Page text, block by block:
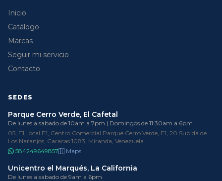
Inicio
Catálogo
Marcas
Seguir mi servicio
Contacto
SEDES
Parque Cerro Verde, El Cafetal
De lunes a sabado de 10am a 7pm | Domingos de 11:30am a 6pm
05, E1, local E1, Centro Comercial Parque Cerro Verde, E1, 20 Subida de
Los Naranjos, Caracas 1083, Miranda, Venezuela
584249649857
Maps
Unicentro el Marqués, La California
De lunes a sabado de 9am a 6pm